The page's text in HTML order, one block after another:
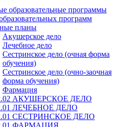
образовательные программы
программ
планы
Акушерское дело
Лечебное дело
Сестринское дело (очная форма
обучения)
Сестринское дело (очно-заочная
форма обучения)
Фармация
АКУШЕРСКОЕ ДЕЛО
ЛЕЧЕБНОЕ ДЕЛО
СЕСТРИНСКОЕ ДЕЛО
ФАРМАЦИЯ